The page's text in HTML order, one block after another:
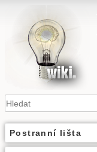
Postranní lišta